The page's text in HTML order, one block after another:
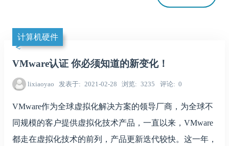
计算机硬件
VMware认证 你必须知道的新变化！
lixiaoyao 发表于 2021-02-28 浏览 3235 评论 0
VMware作为全球虚拟化解决方案的领导厂商，为全球不
同规模的客户提供虚拟化技术产品，一直以来，VMware
都走在虚拟化技术的前列，产品更新迭代较快。这一年，